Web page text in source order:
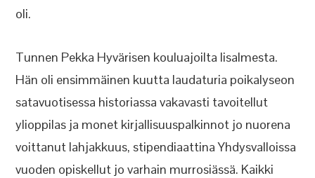
oli.
Tunnen Pekka Hyvärisen kouluajoilta Iisalmesta.
Hän oli ensimmäinen kuutta laudaturia poikalyseon
satavuotisessa historiassa vakavasti tavoitellut
ylioppilas ja monet kirjallisuuspalkinnot jo nuorena
voittanut lahjakkuus, stipendiaattina Yhdysvalloissa
vuoden opiskellut jo varhain murrosiässä. Kaikki